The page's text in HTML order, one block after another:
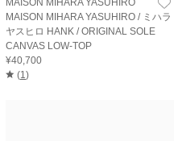
MAISON MIHARA YASUHIRO / ミハラ
ヤスヒロ HANK / ORIGINAL SOLE
CANVAS LOW-TOP
¥40,700
(1 )